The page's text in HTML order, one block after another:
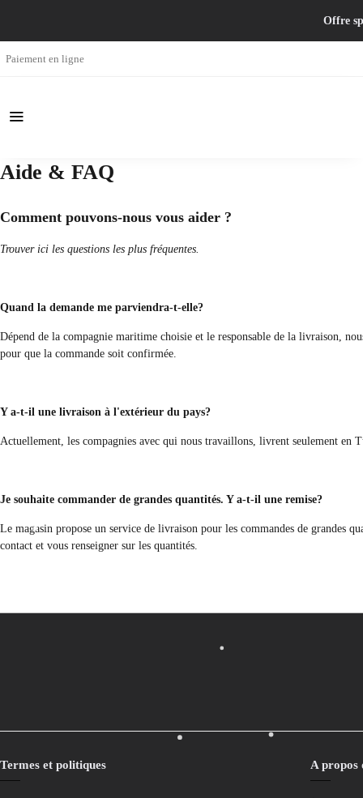
Offre
Paiement en ligne
Aide & FAQ
Comment pouvons-nous vous aider ?
Trouver ici les questions les plus fréquentes.
Quand la demande me parviendra-t-elle?
Dépend de la compagnie maritime choisie et le responsable de la livraison,
pour que la commande soit confirmée.
Y a-t-il une livraison à l'extérieur du pays?
Actuellement, les compagnies avec qui nous travaillons, livrent seulement en
Je souhaite commander de grandes quantités. Y a-t-il une remise?
Le magasin propose un service de livraison pour les commandes de grandes
contact et vous renseigner sur les quantités.
Termes et politiques A propos